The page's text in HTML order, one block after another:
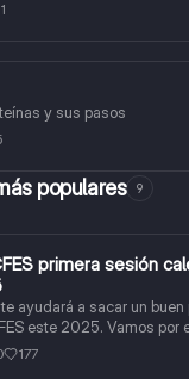
axonico Arborizacion
1
y sus pasos
populares 9
primera sesión
ayudará a sacar un buen
este 2025. Vamos por
ser admitido en la
la carrera que quieres y
177